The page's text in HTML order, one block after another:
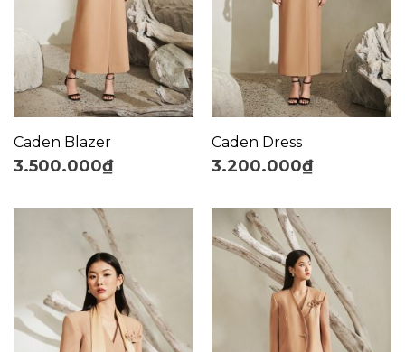
Caden Blazer
3.500.000₫
Caden Dress
3.200.000₫